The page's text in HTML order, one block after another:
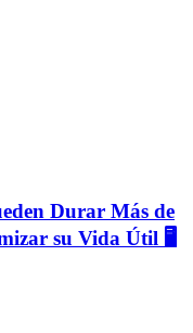
Durar Más de
su Vida Útil 🖥️